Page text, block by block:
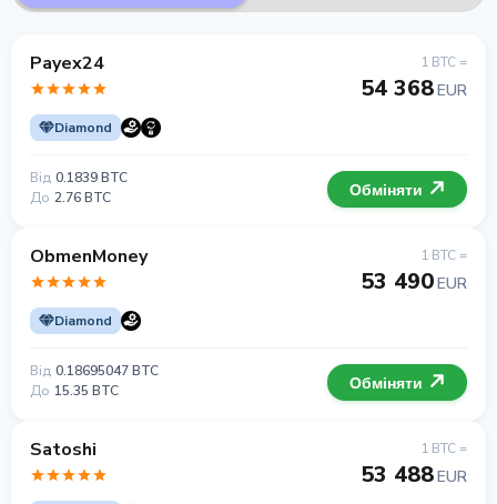
Payex24
Diamond
1 BTC =
54 368EUR
Від 0.1839 BTC
До 2.76 BTC Обміняти
ObmenMoney
Diamond
1 BTC =
53 490EUR
Від 0.18695047 BTC
До 15.35 BTC Обміняти
Satoshi 1 BTC =
53 488EUR